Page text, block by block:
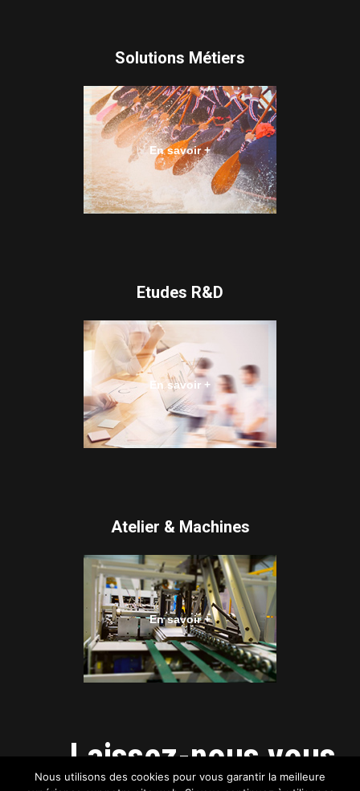
Solutions Métiers
En savoir +
Etudes R&D
En savoir +
Atelier & Machines
En savoir +
Laissez-nous vous
Nous utilisons des cookies pour vous garantir la meilleure